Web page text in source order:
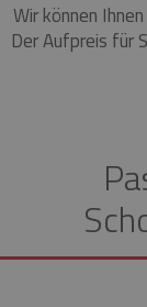
Wir können
Der Aufpreis für